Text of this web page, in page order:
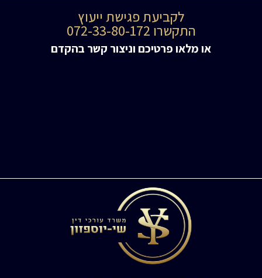
לקביעת פגישת ייעוץ
התקשרו 072-33-80-172
או מלאו פרטיכם וניצור קשר בהקדם